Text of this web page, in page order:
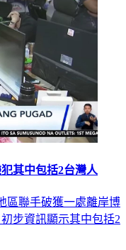
其中包括2台灣人
區聯手破獲一處離岸博
步資訊顯示其中包括2